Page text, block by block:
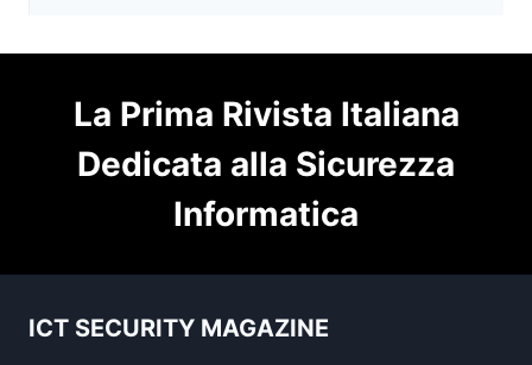
La Prima Rivista Italiana
Dedicata alla Sicurezza
Informatica
ICT SECURITY MAGAZINE